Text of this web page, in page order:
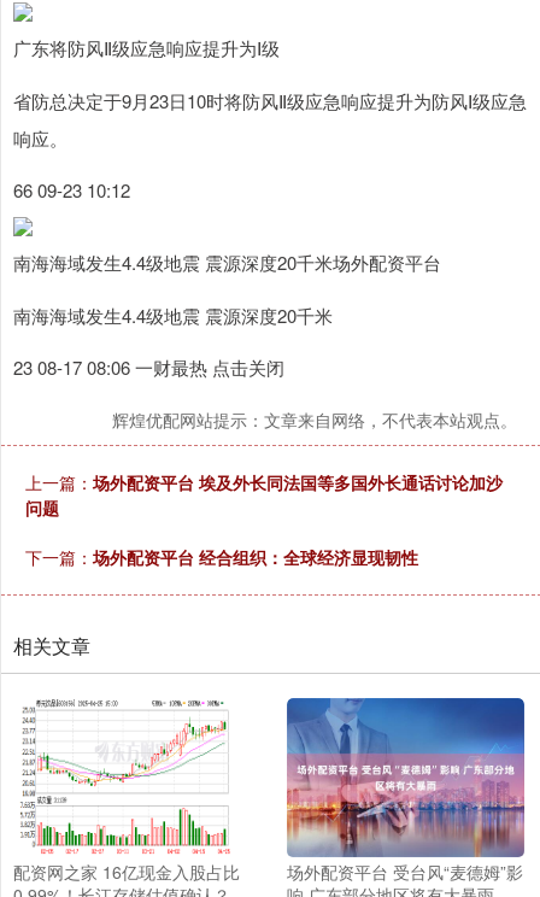
广东将防风Ⅱ级应急响应提升为Ⅰ级
省防总决定于9月23日10时将防风Ⅱ级应急响应提升为防风Ⅰ级应急
响应。
66 09-23 10:12
南海海域发生4.4级地震 震源深度20千米场外配资平台
南海海域发生4.4级地震 震源深度20千米
23 08-17 08:06 一财最热 点击关闭
辉煌优配网站提示：文章来自网络，不代表本站观点。
上一篇：场外配资平台 埃及外长同法国等多国外长通话讨论加沙
问题
下一篇：场外配资平台 经合组织：全球经济显现韧性
相关文章
配资网之家 16亿现金入股占比
场外配资平台 受台风“麦德姆”影